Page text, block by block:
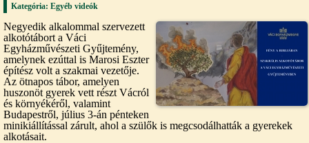
Kategória: Egyéb videók
Negyedik alkalommal szervezett
alkotótábort a Váci
Egyházművészeti Gyűjtemény,
amelynek ezúttal is Marosi Eszter
építész volt a szakmai vezetője.
Az ötnapos tábor, amelyen
huszonöt gyerek vett részt Vácról
és környékéről, valamint
Budapestről, július 3-án pénteken
minikiállítással zárult, ahol a szülők is megcsodálhatták a gyerekek
alkotásait.